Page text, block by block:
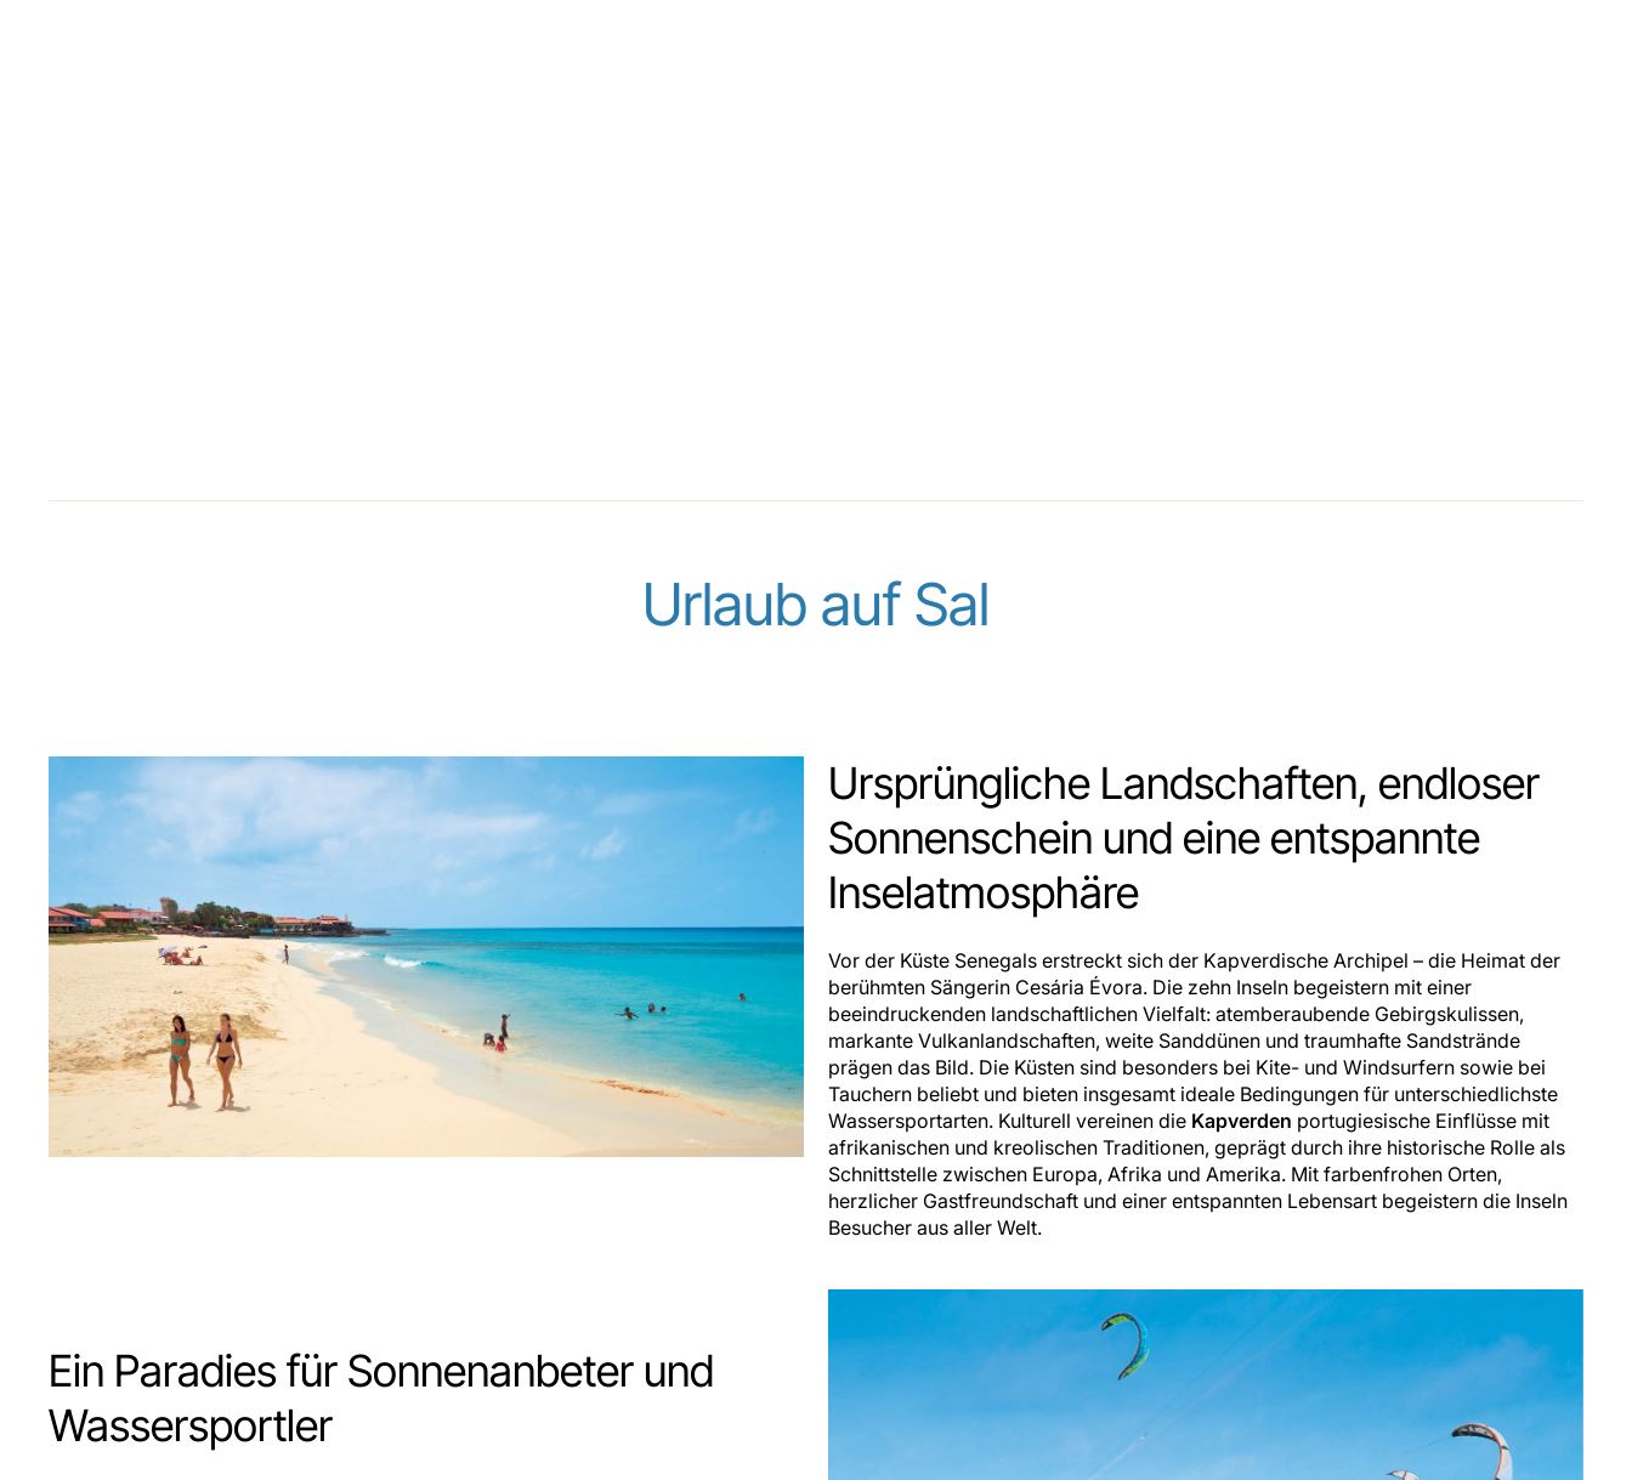
Urlaub auf Sal
Ursprüngliche Landschaften, endloser
Sonnenschein und eine entspannte
Inselatmosphäre
Vor der Küste Senegals erstreckt sich der Kapverdische Archipel – die Heimat der
berühmten Sängerin Cesária Évora. Die zehn Inseln begeistern mit einer
beeindruckenden landschaftlichen Vielfalt: atemberaubende Gebirgskulissen,
markante Vulkanlandschaften, weite Sanddünen und traumhafte Sandstrände
prägen das Bild. Die Küsten sind besonders bei Kite- und Windsurfern sowie bei
Tauchern beliebt und bieten insgesamt ideale Bedingungen für unterschiedlichste
Wassersportarten. Kulturell vereinen die Kapverden portugiesische Einflüsse mit
afrikanischen und kreolischen Traditionen, geprägt durch ihre historische Rolle als
Schnittstelle zwischen Europa, Afrika und Amerika. Mit farbenfrohen Orten,
herzlicher Gastfreundschaft und einer entspannten Lebensart begeistern die Inseln
Besucher aus aller Welt.
Ein Paradies für Sonnenanbeter und
Wassersportler